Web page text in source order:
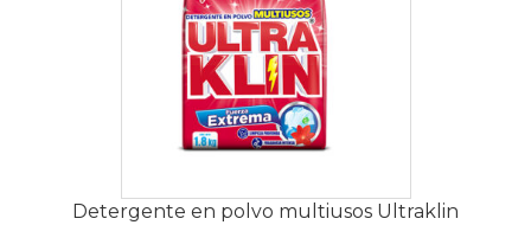
Detergente en polvo multiusos Ultraklin